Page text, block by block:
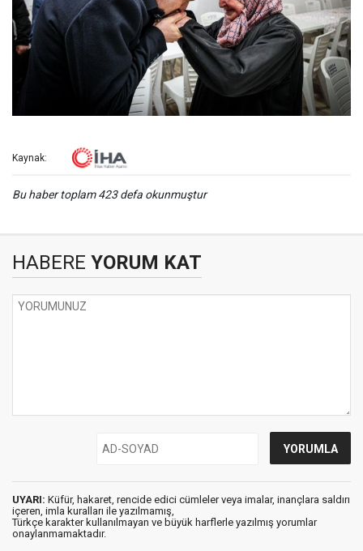
Kaynak:
Bu haber toplam 423 defa okunmuştur
HABERE YORUM KAT
UYARI: Küfür, hakaret, rencide edici cümleler veya imalar, inançlara saldırı
içeren, imla kuralları ile yazılmamış,
Türkçe karakter kullanılmayan ve büyük harflerle yazılmış yorumlar
onaylanmamaktadır.